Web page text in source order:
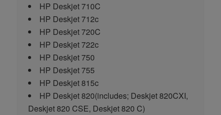
HP Deskjet 710C
HP Deskjet 712c
HP Deskjet 720C
HP Deskjet 722c
HP Deskjet 750
HP Deskjet 755
HP Deskjet 815c
HP Deskjet 820(includes; Deskjet 820CXI,
Deskjet 820 CSE, Deskjet 820 C)